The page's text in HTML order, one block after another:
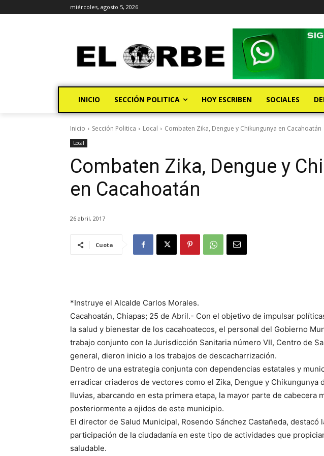
miércoles, agosto 5, 2026
INICIO SECCIÓN POLITICA HOY ESCRIBEN SOCIALES
Inicio Sección Politica Local Combaten Zika, Dengue y Chikungunya en Cacahoatán
Local
Combaten Zika, Dengue y
en Cacahoatán
26 abril, 2017
Cuota
*Instruye el Alcalde Carlos Morales.
Cacahoatán, Chiapas; 25 de Abril.- Con el objetivo de impulsar
la salud y bienestar de los cacahoatecos, el personal del Gobierno
trabajo conjunto con la Jurisdicción Sanitaria número VII, Centro de
general, dieron inicio a los trabajos de descacharrización.
Dentro de una estrategia conjunta con dependencias estatales y
erradicar criaderos de vectores como el Zika, Dengue y Chikungunya
lluvias, abarcando en esta primera etapa, la mayor parte de cabecera
posteriormente a ejidos de este municipio.
El director de Salud Municipal, Rosendo Sánchez Castañeda, destacó
participación de la ciudadanía en este tipo de actividades que
saludable.